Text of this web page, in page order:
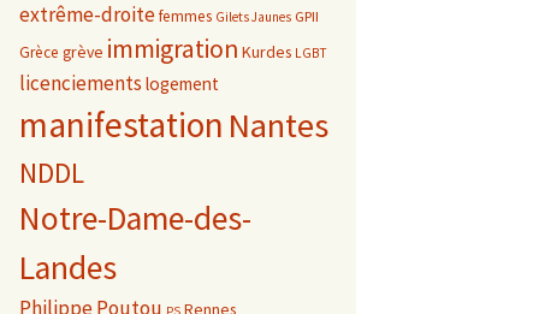
extrême-droitefemmes Gilets Jaunes GPII
Grèce grève immigration Kurdes LGBT
licenciements logement
manifestation Nantes
NDDL
Notre-Dame-des-
Landes
Philippe Poutou Rennes